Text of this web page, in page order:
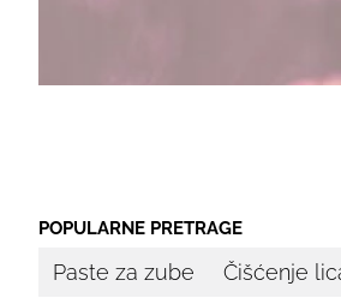
POPULARNE PRETRAGE
Paste za zube Čišćenje